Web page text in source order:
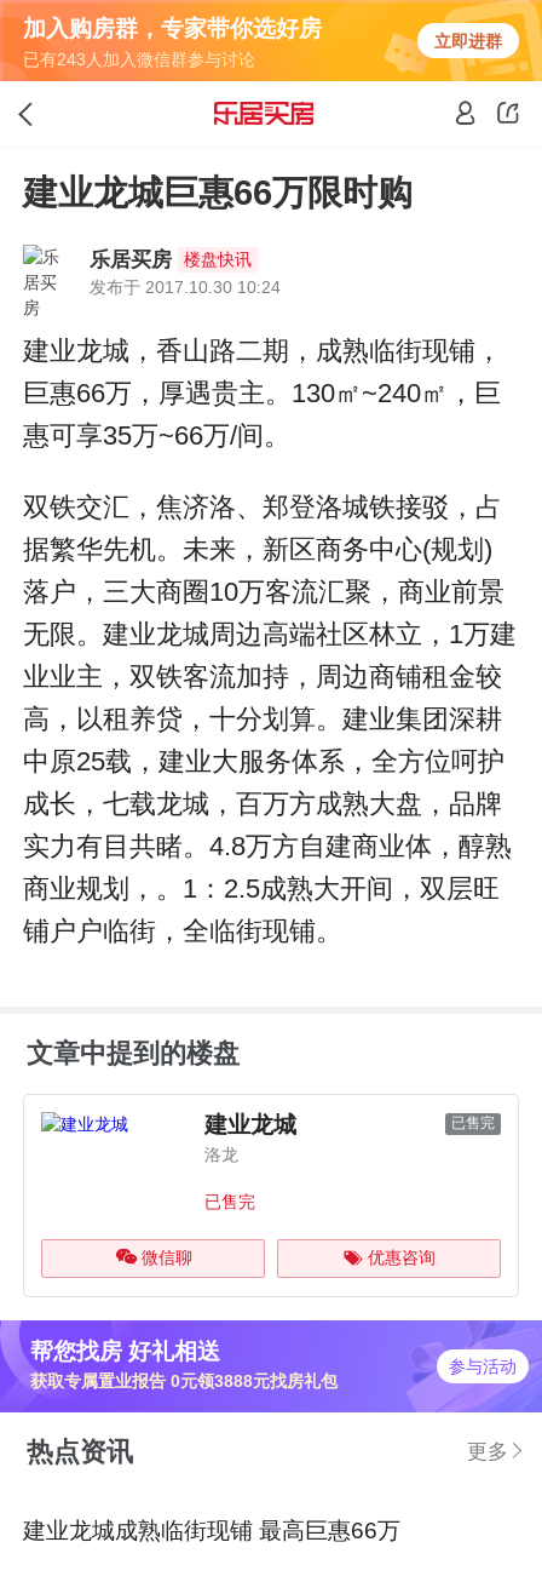
加入购房群，专家带你选好房
已有243人加入微信群参与讨论
立即进群
建业龙城巨惠66万限时购
乐居买房
楼盘快讯
发布于 2017.10.30 10:24
建业龙城，香山路二期，成熟临街现铺，
巨惠66万，厚遇贵主。130㎡~240㎡，巨
惠可享35万~66万/间。
双铁交汇，焦济洛、郑登洛城铁接驳，占
据繁华先机。未来，新区商务中心(规划)
落户，三大商圈10万客流汇聚，商业前景
无限。建业龙城周边高端社区林立，1万建
业业主，双铁客流加持，周边商铺租金较
高，以租养贷，十分划算。建业集团深耕
中原25载，建业大服务体系，全方位呵护
成长，七载龙城，百万方成熟大盘，品牌
实力有目共睹。4.8万方自建商业体，醇熟
商业规划，。1：2.5成熟大开间，双层旺
铺户户临街，全临街现铺。
文章中提到的楼盘
建业龙城 已售完
洛龙
已售完
微信聊 优惠咨询
帮您找房 好礼相送
获取专属置业报告 0元领3888元找房礼包
参与活动
热点资讯 更多
建业龙城成熟临街现铺 最高巨惠66万